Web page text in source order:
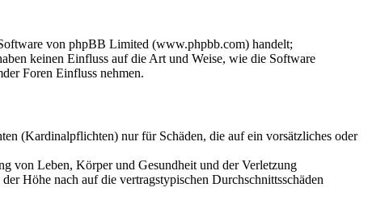
von phpBB Limited (www.phpbb.com) handelt;
keinen Einfluss auf die Art und Weise, wie die Software
Foren Einfluss nehmen.
(Kardinalpflichten) nur für Schäden, die auf ein vorsätzliches oder
von Leben, Körper und Gesundheit und der Verletzung
Höhe nach auf die vertragstypischen Durchschnittsschäden